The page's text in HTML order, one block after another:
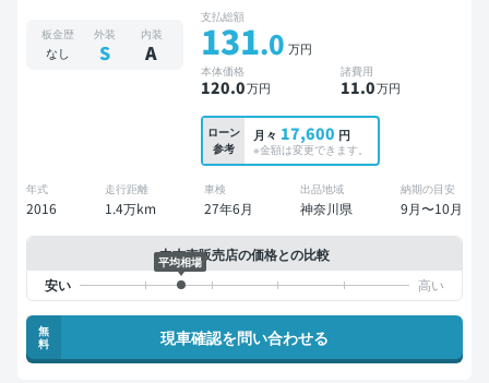
板金歴
なし
外装
S
内装
A
支払総額
131.0 万円
本体価格
120.0万円
諸費用
11.0万円
ローン
参考
月々 17,600 円
※金額は変更できます。
年式
2016
走行距離
1.4万km
車検
27年6月
出品地域
神奈川県
納期の目安
9月〜10月
中古車販売店の価格との比較
平均相場
無
料
現車確認を問い合わせる